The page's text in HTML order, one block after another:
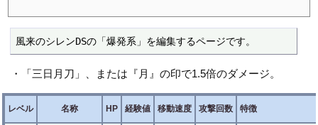
風来のシレンDSの「爆発系」を編集するページです。
・「三日月刀」、または『月』の印で1.5倍のダメージ。
レベル 名称 HP 経験値 移動速度 攻撃回数 特徴